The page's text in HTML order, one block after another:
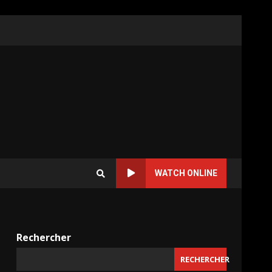
WATCH ONLINE
Rechercher
RECHERCHER